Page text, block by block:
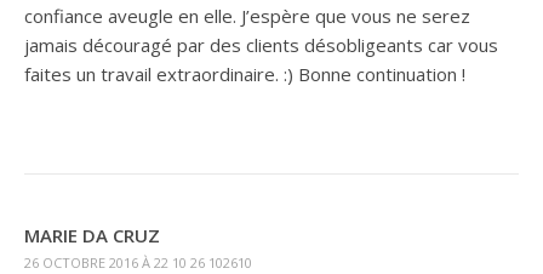
confiance aveugle en elle. J’espère que vous ne serez
jamais découragé par des clients désobligeants car vous
faites un travail extraordinaire. :) Bonne continuation !
MARIE DA CRUZ
26 OCTOBRE 2016 À 22 10 26 102610